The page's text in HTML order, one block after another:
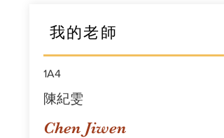
我的老師
1A4
陳紀雯
Chen Jiwen